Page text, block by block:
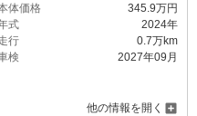
体価格
345. 9万円
式
2024年
行
0.7万km
検
2027年09月
他の情報を開く